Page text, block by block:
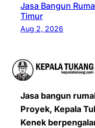
Jasa Bangun
Timur
Aug 2, 2026
Jasa bangun
Proyek, Kepala
Kenek